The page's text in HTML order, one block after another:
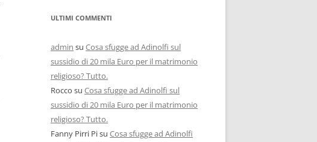
ULTIMI COMMENTI
admin su Cosa sfugge ad Adinolfi sul
sussidio di 20 mila Euro per il matrimonio
religioso? Tutto.
Rocco su Cosa sfugge ad Adinolfi sul
sussidio di 20 mila Euro per il matrimonio
religioso? Tutto.
Fanny Pirri Pisu Cosa sfugge ad Adinolfi